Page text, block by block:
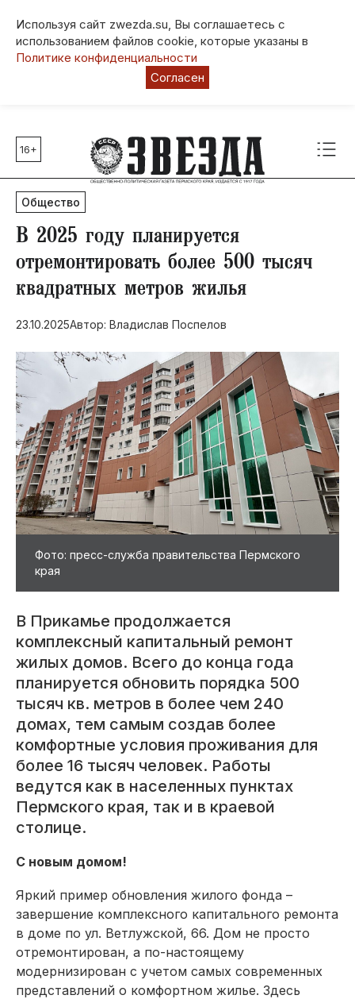
Используя сайт zwezda.su, Вы соглашаетесь с
использованием файлов cookie, которые указаны в
Политике конфиденциальности
Согласен
Главные темы
80 лет Победы
Молодежная столица РФ
СВО
Выборы в Пермском крае
Социальная поддержка
Инфраструктура
Благоустройство
16+
Общество
В 2025 году планируется
отремонтировать более 500 тысяч
квадратных метров жилья
23.10.2025Автор: ​Владислав Поспелов
Фото: пресс-служба правительства Пермского
края
В Прикамье продолжается
комплексный капитальный ремонт
жилых домов. Всего до конца года
планируется обновить порядка 500
тысяч кв. метров в более чем 240
домах, тем самым создав более
комфортные условия проживания для
более 16 тысяч человек. Работы
ведутся как в населенных пунктах
Пермского края, так и в краевой
столице.
С новым домом!
Яркий пример обновления жилого фонда –
завершение комплексного капитального ремонта
в доме по ул. Ветлужской, 66. Дом не просто
отремонтирован, а по-настоящему
модернизирован с учетом самых современных
представлений о комфортном жилье. Здесь